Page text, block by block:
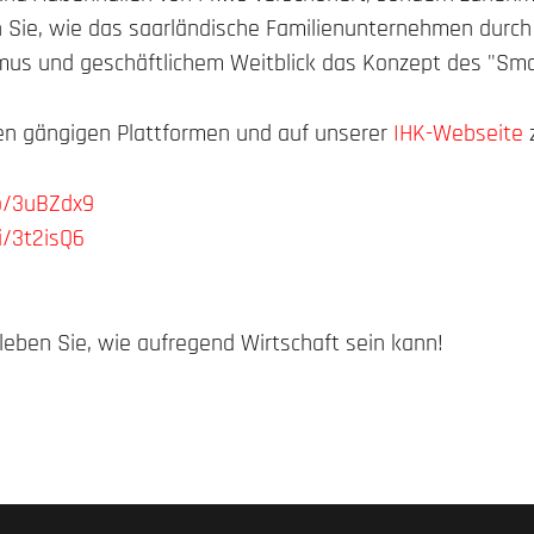
wie das saarländische Familienunternehmen
und geschäftlichem Weitblick das Konzept des
gängigen Plattformen und auf unserer IHK-Webseite
Sie, wie aufregend Wirtschaft sein kann!